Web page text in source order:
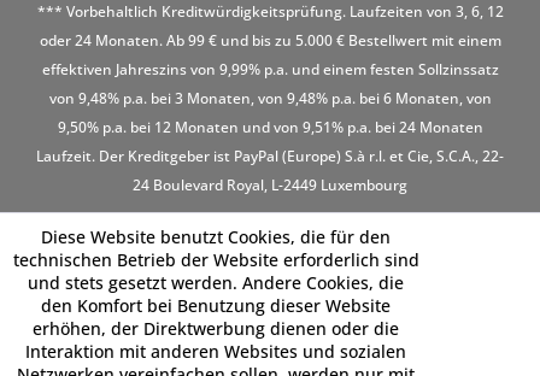
*** Vorbehaltlich Kreditwürdigkeitsprüfung. Laufzeiten von 3, 6, 12
oder 24 Monaten. Ab 99 € und bis zu 5.000 € Bestellwert mit einem
effektiven Jahreszins von 9,99% p.a. und einem festen Sollzinssatz
von 9,48% p.a. bei 3 Monaten, von 9,48% p.a. bei 6 Monaten, von
9,50% p.a. bei 12 Monaten und von 9,51% p.a. bei 24 Monaten
Laufzeit. Der Kreditgeber ist PayPal (Europe) S.à r.l. et Cie, S.C.A., 22-
24 Boulevard Royal, L-2449 Luxembourg
Diese Website benutzt Cookies, die für den
technischen Betrieb der Website erforderlich sind
und stets gesetzt werden. Andere Cookies, die
den Komfort bei Benutzung dieser Website
erhöhen, der Direktwerbung dienen oder die
Interaktion mit anderen Websites und sozialen